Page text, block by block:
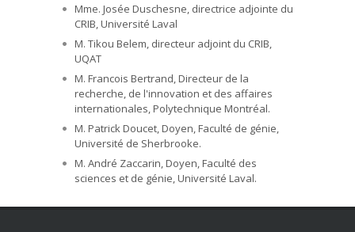
Mme. Josée Duschesne, directrice adjointe du
CRIB, Université Laval
M. Tikou Belem, directeur adjoint du CRIB,
UQAT
M. Francois Bertrand, Directeur de la
recherche, de l'innovation et des affaires
internationales, Polytechnique Montréal.
M. Patrick Doucet, Doyen, Faculté de génie,
Université de Sherbrooke.
M. André Zaccarin, Doyen, Faculté des
sciences et de génie, Université Laval.